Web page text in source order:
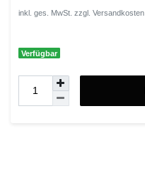
inkl. ges. MwSt. zzgl. Versandkosten
Verfügbar